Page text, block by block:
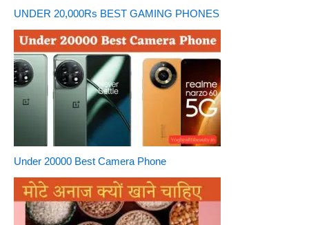
UNDER 20,000Rs BEST GAMING PHONES
Under 20000 Best Camera Phone